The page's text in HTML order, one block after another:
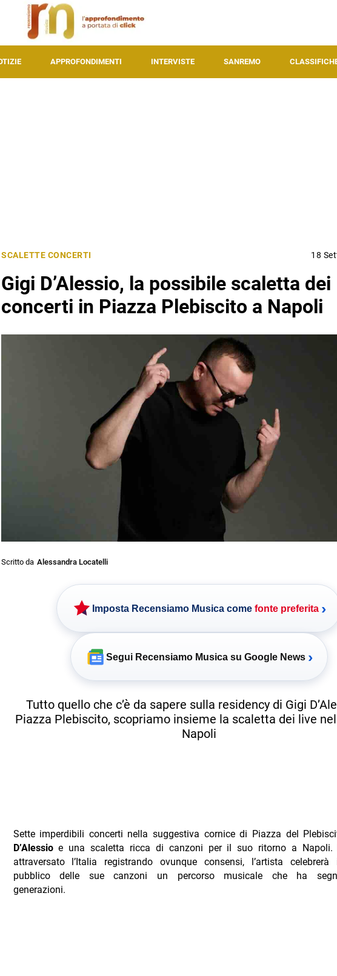
APPROFONDIMENTI INTERVISTE SANREMO
SCALETTE CONCERTI 18
Gigi D’Alessio, la possibile scaletta dei
concerti in Piazza Plebiscito a Napoli
Scritto da Alessandra Locatelli
Imposta Recensiamo Musica come fonte preferita ›
Segui Recensiamo Musica su Google News ›
Tutto quello che c’è da sapere sulla residency di Gigi
Piazza Plebiscito, scopriamo insieme la scaletta dei live
Napoli
Sette imperdibili concerti nella suggestiva cornice di Piazza del
D’Alessioe una scaletta ricca di canzoni per il suo ritorno a Napoli.
attraversato l’Italia registrando ovunque consensi, l’artista celebrerà
pubblico delle sue canzoni un percorso musicale che ha
generazioni.